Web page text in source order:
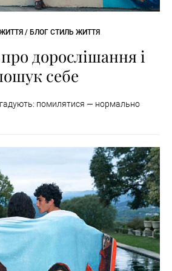
/ БЛОГ СТИЛЬ ЖИТТЯ
дорослішання і
себе
помилятися — нормально